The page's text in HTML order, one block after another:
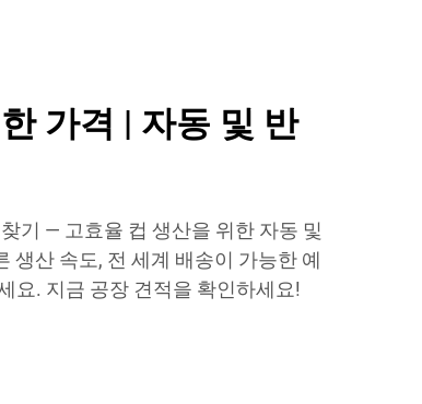
가격 | 자동 및 반
기 — 고효율 컵 생산을 위한 자동 및
생산 속도, 전 세계 배송이 가능한 예
요. 지금 공장 견적을 확인하세요!